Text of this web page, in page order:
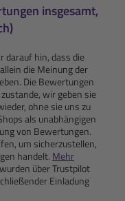
insgesamt,
darauf hin, dass die
die Meinung der
Die Bewertungen
wir geben sie
ohne sie uns zu
als unabhängigen
von Bewertungen.
um sicherzustellen,
handelt. Mehr
über Trustpilot
Einladung